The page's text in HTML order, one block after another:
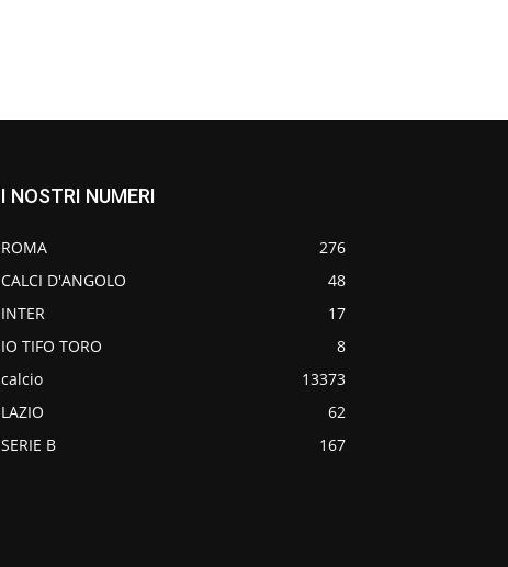
I NOSTRI NUMERI
ROMA
276
CALCI D'ANGOLO
48
INTER
17
IO TIFO TORO
8
calcio
13373
LAZIO
62
SERIE B
167